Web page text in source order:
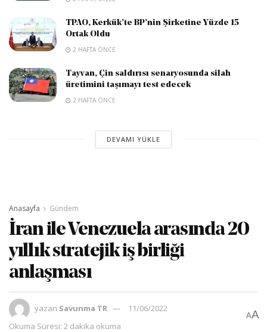
TPAO, Kerkük’te BP’nin Şirketine Yüzde 15
Ortak Oldu
2 HAFTA ÖNCE
Tayvan, Çin saldırısı senaryosunda silah
üretimini taşımayı test edecek
2 HAFTA ÖNCE
DEVAMI YÜKLE
Anasayfa Gündem
İran ile Venezuela arasında 20
yıllık stratejik iş birliği
anlaşması
yazan Savunma TR
11/06/2022
Okuma Süresi: 2 dakika okuma
AA